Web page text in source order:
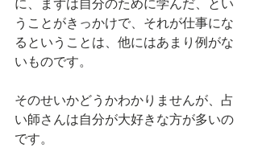
に、まずは自分のために学んだ、とい
うことがきっかけで、それが仕事にな
るということは、他にはあまり例がな
いものです。
そのせいかどうかわかりませんが、占
い師さんは自分が大好きな方が多いの
です。